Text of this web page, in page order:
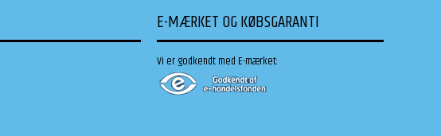
E-MÆRKET OG KØBSGARANTI
Vi er godkendt med E-mærket: